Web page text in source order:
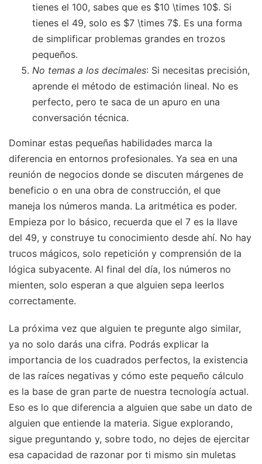
tienes el 100, sabes que es $10 \times 10$. Si
tienes el 49, solo es $7 \times 7$. Es una forma
de simplificar problemas grandes en trozos
pequeños.
No temas a los decimales: Si necesitas precisión,
aprende el método de estimación lineal. No es
perfecto, pero te saca de un apuro en una
conversación técnica.
Dominar estas pequeñas habilidades marca la
diferencia en entornos profesionales. Ya sea en una
reunión de negocios donde se discuten márgenes de
beneficio o en una obra de construcción, el que
maneja los números manda. La aritmética es poder.
Empieza por lo básico, recuerda que el 7 es la llave
del 49, y construye tu conocimiento desde ahí. No hay
trucos mágicos, solo repetición y comprensión de la
lógica subyacente. Al final del día, los números no
mienten, solo esperan a que alguien sepa leerlos
correctamente.
La próxima vez que alguien te pregunte algo similar,
ya no solo darás una cifra. Podrás explicar la
importancia de los cuadrados perfectos, la existencia
de las raíces negativas y cómo este pequeño cálculo
es la base de gran parte de nuestra tecnología actual.
Eso es lo que diferencia a alguien que sabe un dato de
alguien que entiende la materia. Sigue explorando,
sigue preguntando y, sobre todo, no dejes de ejercitar
esa capacidad de razonar por ti mismo sin muletas